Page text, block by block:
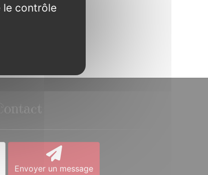
Envoyer un message
le contrôle